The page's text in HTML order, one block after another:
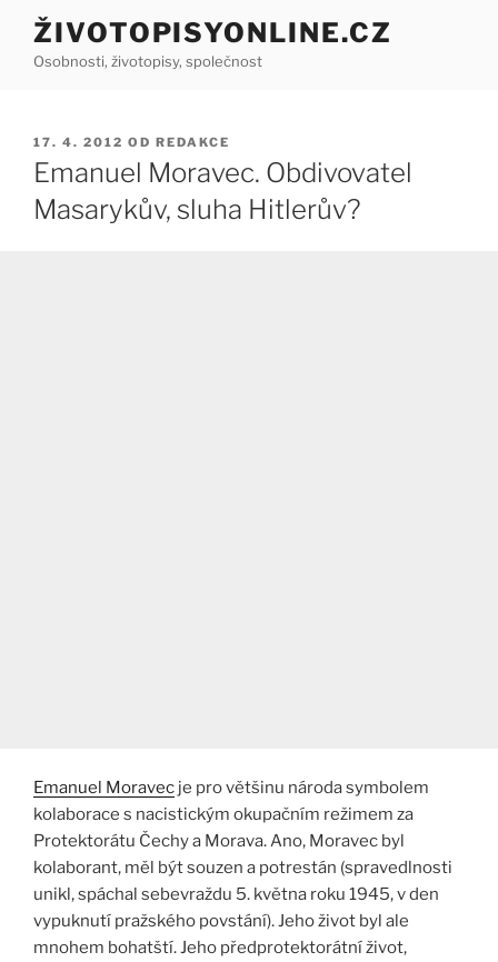
Přejít
obsahu
ŽIVOTOPISYONLINE.CZ
Osobnosti, životopisy, společnost
PUBLIKOVÁNO
17. 4. 2012 OD REDAKCE
Emanuel Moravec. Obdivovatel
Masarykův, sluha Hitlerův?
Emanuel Moravec je pro většinu národa symbolem
kolaborace s nacistickým okupačním režimem za
Protektorátu Čechy a Morava. Ano, Moravec byl
kolaborant, měl být souzen a potrestán (spravedlnosti
unikl, spáchal sebevraždu 5. května roku 1945, v den
vypuknutí pražského povstání). Jeho život byl ale
mnohem bohatští. Jeho předprotektorátní život,